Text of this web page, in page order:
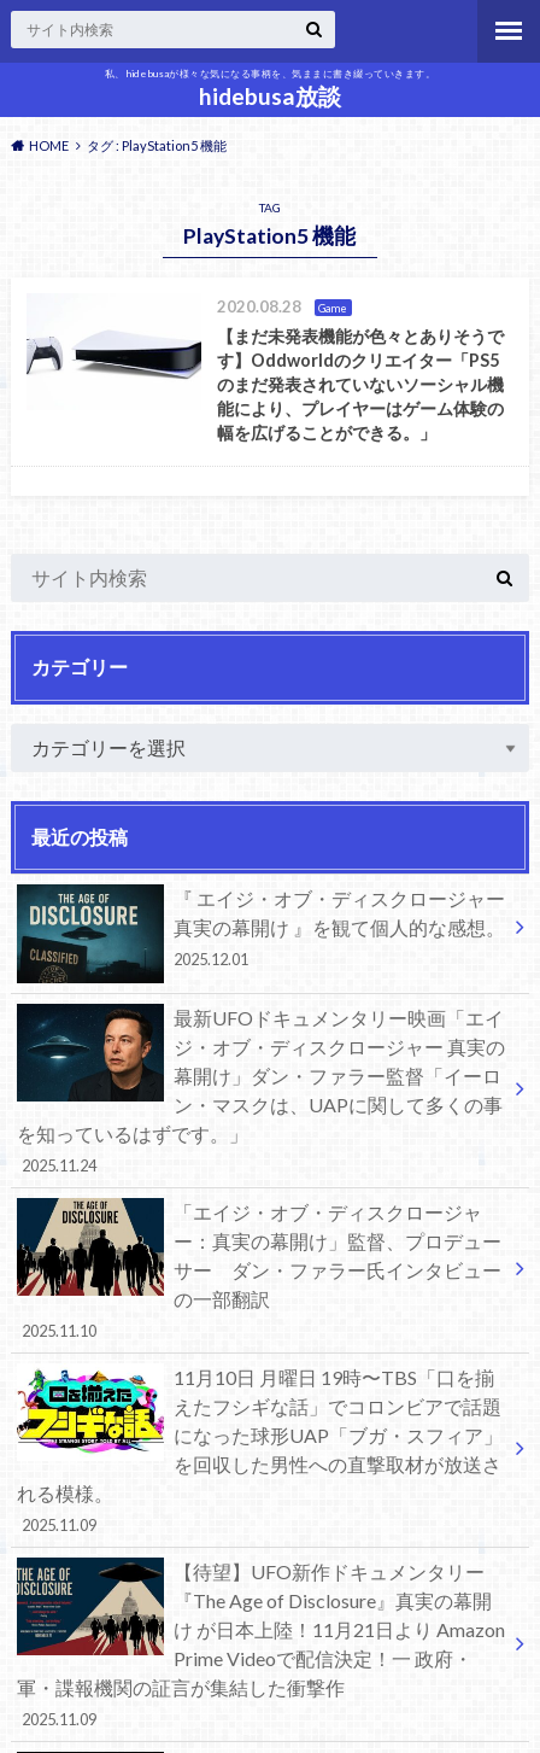
私、hidebusaが様々な気になる事柄を、気ままに書き綴っていきます。
hidebusa放談
HOME タグ : PlayStation5 機能
TAG
PlayStation5 機能
2020.08.28 Game
【まだ未発表機能が色々とありそうで
す】Oddworldのクリエイター「PS5
のまだ発表されていないソーシャル機
能により、プレイヤーはゲーム体験の
幅を広げることができる。」
カテゴリー
最近の投稿
『 エイジ・オブ・ディスクロージャー
真実の幕開け 』を観て個人的な感想。
2025.12.01
最新UFOドキュメンタリー映画「エイ
ジ・オブ・ディスクロージャー 真実の
幕開け」ダン・ファラー監督「イーロ
ン・マスクは、UAPに関して多くの事
を知っているはずです。」
2025.11.24
「エイジ・オブ・ディスクロージャ
ー：真実の幕開け」監督、プロデュー
サー ダン・ファラー氏インタビュー
の一部翻訳
2025.11.10
11月10日 月曜日 19時〜TBS「口を揃
えたフシギな話」でコロンビアで話題
になった球形UAP「ブガ・スフィア」
を回収した男性への直撃取材が放送さ
れる模様。
2025.11.09
【待望】UFO新作ドキュメンタリー
『The Age of Disclosure』真実の幕開
け が日本上陸！11月21日より Amazon
Prime Videoで配信決定！一 政府・
軍・諜報機関の証言が集結した衝撃作
2025.11.09